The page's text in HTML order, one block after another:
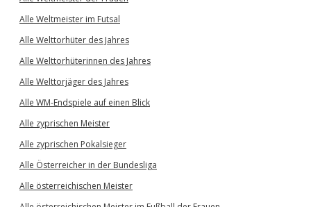
Alle Weltmeister im Futsal
Alle Welttorhüter des Jahres
Alle Welttorhüterinnen des Jahres
Alle Welttorjäger des Jahres
Alle WM-Endspiele auf einen Blick
Alle zyprischen Meister
Alle zyprischen Pokalsieger
Alle Österreicher in der Bundesliga
Alle österreichischen Meister